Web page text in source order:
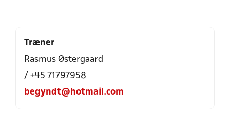
Træner
Rasmus Østergaard
/ +45 71797958
begyndt@hotmail.com